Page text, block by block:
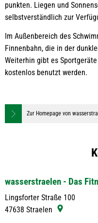
punkten. Liegen und
selbstverständlich zur
Im Außenbereich des
Finnenbahn, die in der
Weiterhin gibt es
kostenlos benutzt werden.
Zur Homepage von
wasserstraelen - Das
Lingsforter Straße 100
47638 Straelen